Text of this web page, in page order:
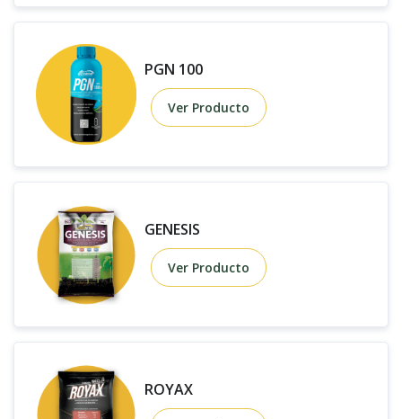
PGN 100
Ver Producto
GENESIS
Ver Producto
ROYAX